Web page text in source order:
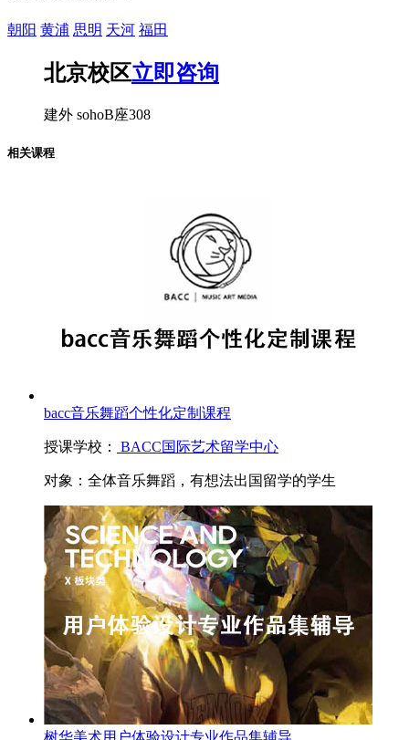
朝阳 黄浦 思明 天河 福田
北京校区立即咨询
建外 sohoB座308
相关课程
bacc音乐舞蹈个性化定制课程
授课学校： BACC国际艺术留学中心
对象： 全体音乐舞蹈，有想法出国留学的学生
树华美术用户体验设计专业作品集辅导